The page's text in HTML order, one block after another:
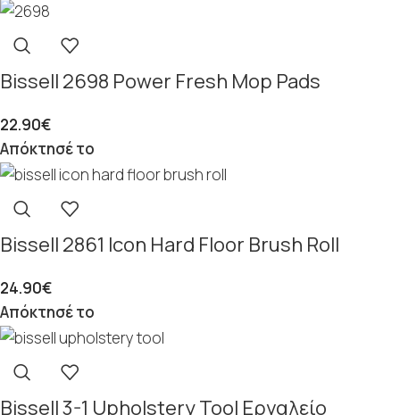
Bissell 2698 Power Fresh Mop Pads
22.90€
Απόκτησέ το
Bissell 2861 Icon Hard Floor Brush Roll
24.90€
Απόκτησέ το
Bissell 3-1 Upholstery Tool Εργαλείο